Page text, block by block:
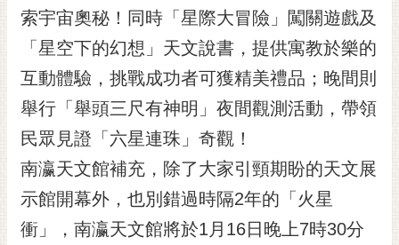
閱
電
報
市
民
信
箱
English
日
索宇宙奧秘！同時「星際大冒險」闖關遊戲及
「星空下的幻想」天文說書，提供寓教於樂的
互動體驗，挑戰成功者可獲精美禮品；晚間則
舉行「舉頭三尺有神明」夜間觀測活動，帶領
民眾見證「六星連珠」奇觀！
南瀛天文館補充，除了大家引頸期盼的天文展
示館開幕外，也別錯過時隔2年的「火星
衝」，南瀛天文館將於1月16日晚上7時30分